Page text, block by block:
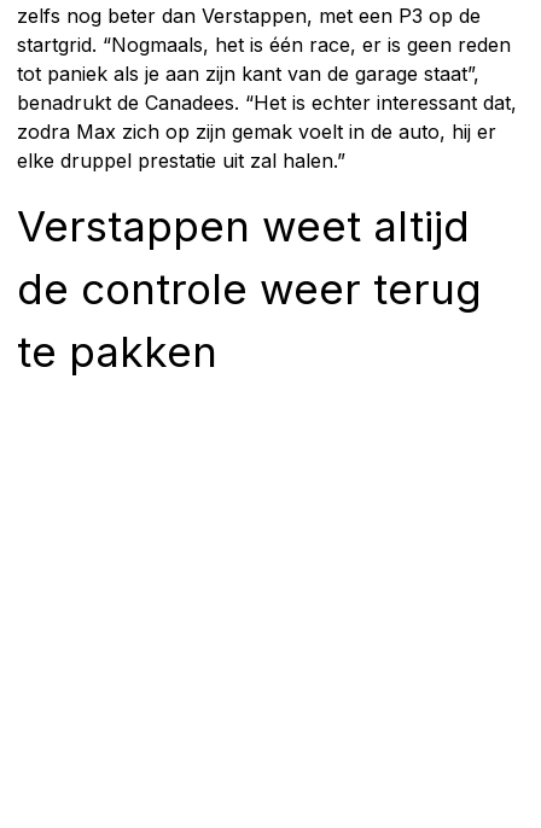
zelfs nog beter dan Verstappen, met een P3 op de
startgrid. “Nogmaals, het is één race, er is geen reden
tot paniek als je aan zijn kant van de garage staat”,
benadrukt de Canadees. “Het is echter interessant dat,
zodra Max zich op zijn gemak voelt in de auto, hij er
elke druppel prestatie uit zal halen.”
Verstappen weet altijd
de controle weer terug
te pakken